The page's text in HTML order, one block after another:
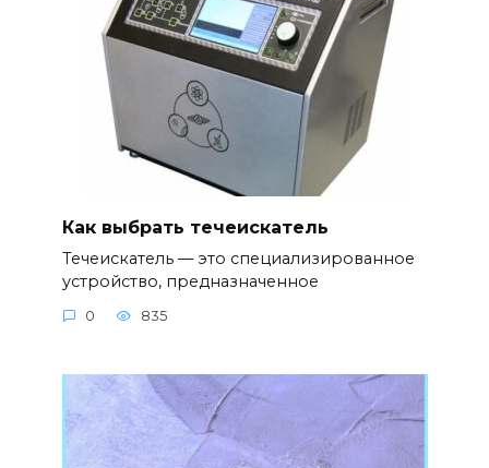
Как выбрать течеискатель
Течеискатель — это специализированное
устройство, предназначенное
0 835